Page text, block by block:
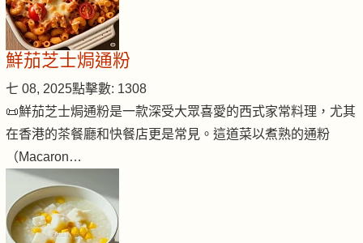
鮮茄芝士焗通粉
七 08, 2025點擊數: 1308
📜鮮茄芝士焗通粉是一款深受大眾喜愛的西式家常料理，尤其
在香港的茶餐廳和快餐店更是常見。這道菜以煮熟的通粉
（Macaron…